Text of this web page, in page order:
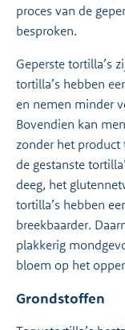
proces van de
besproken.
Geperste tortilla’s
tortilla’s hebben
en nemen minder
Bovendien kan
zonder het product
de gestanste
deeg, het
tortilla’s hebben
breekbaarder.
plakkerig
bloem op het
Grondstoffen